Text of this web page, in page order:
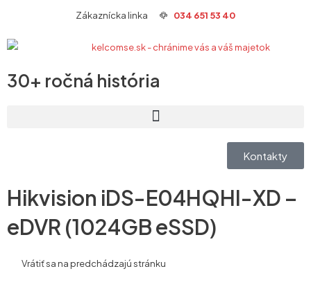
obsah
Zákaznícka linka 034 651 53 40
30+ ročná história
Kontakty
Hikvision iDS-E04HQHI-XD –
eDVR (1024GB eSSD)
Vrátiť sa na predchádzajú stránku